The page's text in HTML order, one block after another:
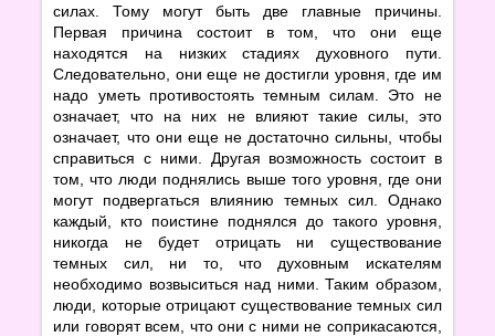
силах. Тому могут быть две главные причины.
Первая причина состоит в том, что они еще
находятся на низких стадиях духовного пути.
Следовательно, они еще не достигли уровня, где им
надо уметь противостоять темным силам. Это не
означает, что на них не влияют такие силы, это
означает, что они еще не достаточно сильны, чтобы
справиться с ними. Другая возможность состоит в
том, что люди поднялись выше того уровня, где они
могут подвергаться влиянию темных сил. Однако
каждый, кто поистине поднялся до такого уровня,
никогда не будет отрицать ни существование
темных сил, ни то, что духовным искателям
необходимо возвыситься над ними. Таким образом,
люди, которые отрицают существование темных сил
или говорят всем, что они с ними не соприкасаются,